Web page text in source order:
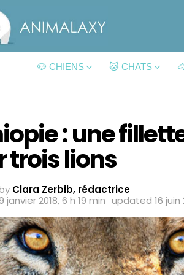
🐶 CHIENS 🐱 CHATS
: une
trois lions
Clara Zerbib, rédactrice
janvier 2018, 6 h 19 min updated 16